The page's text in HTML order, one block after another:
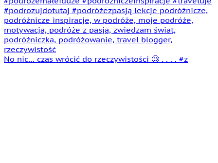
No nic… czas wrócić do rzeczywistości 🥲 . . . . #z